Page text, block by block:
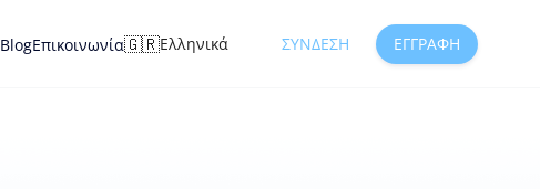
BlogΕπικοινωνία🇬🇷Ελληνικά ΣΎΝΔΕΣΗ ΕΓΓΡΑΦΉ